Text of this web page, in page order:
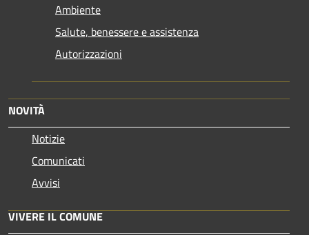
Ambiente
Salute, benessere e assistenza
Autorizzazioni
NOVITÀ
Notizie
Comunicati
Avvisi
VIVERE IL COMUNE